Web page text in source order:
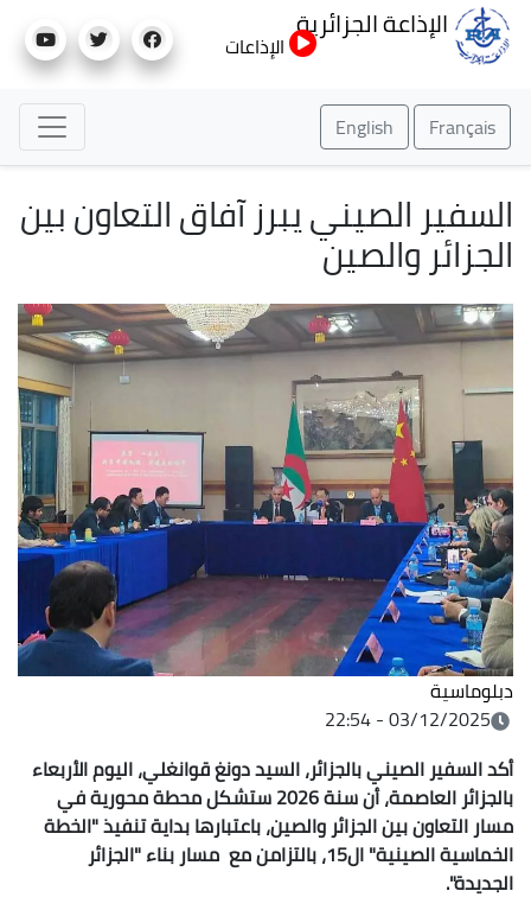
إلى
الإذاعة الجزائرية
الإذاعات
Français
English
السفير الصيني يبرز آفاق التعاون بين
الجزائر والصين
دبلوماسية
03/12/2025 - 22:54
أكد السفير الصيني بالجزائر، السيد دونغ قوانغلي، اليوم الأربعاء
بالجزائر العاصمة، أن سنة 2026 ستشكل محطة محورية في
مسار التعاون بين الجزائر والصين، باعتبارها بداية تنفيذ "الخطة
الخماسية الصينية" ال15، بالتزامن مع مسار بناء "الجزائر
الجديدة".